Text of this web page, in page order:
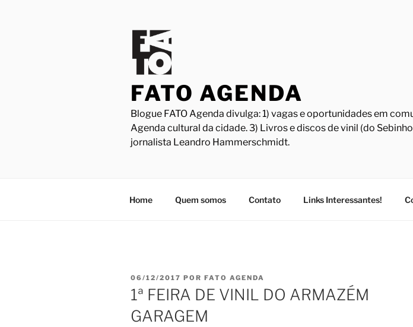
FATO AGENDA
Blogue FATO Agenda divulga: 1) vagas e oportunidades em
Agenda cultural da cidade. 3) Livros e discos de vinil (do
jornalista Leandro Hammerschmidt.
Home Quem somos Contato Links Interessantes!
PUBLICADO
EM
06/12/2017 POR FATO AGENDA
1ª FEIRA DE VINIL DO ARMAZÉM
GARAGEM